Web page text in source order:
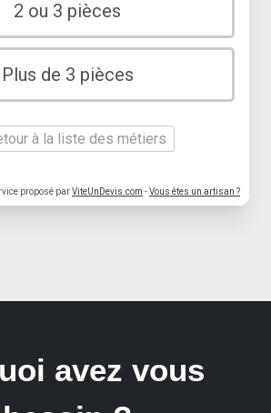
2 ou 3 pièces
Plus de 3 pièces
à la liste des métiers
proposé parViteUnDevis.com -Vous êtes un artisan ?
avez vous